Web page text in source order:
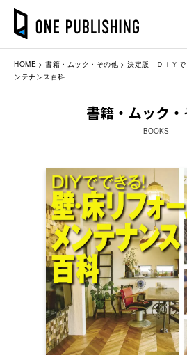
HOME 書籍・ムック・その他
決定版 ＤＩＹで
ンテナンス百科
書籍・ムック
BOOKS